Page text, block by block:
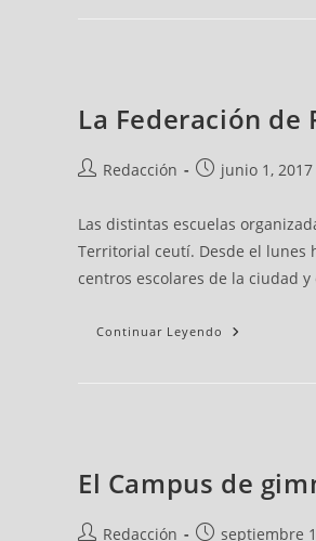
La Federación
Redacción junio 1, 2017
Las distintas escuelas
Territorial ceutí. Desde el lunes
centros escolares de la ciudad
Continuar Leyendo
El Campus de
Redacción septiembre